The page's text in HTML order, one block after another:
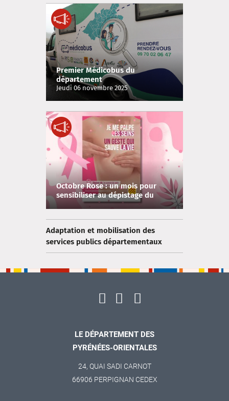
Premier Médicobus du
département
Jeudi 06 novembre 2025
Octobre Rose : un mois pour
sensibiliser au dépistage du
cancer du sein
Adaptation et mobilisation des
services publics départementaux
LE DÉPARTEMENT DES
PYRÉNÉES-ORIENTALES
24, QUAI SADI CARNOT
66906 PERPIGNAN CEDEX